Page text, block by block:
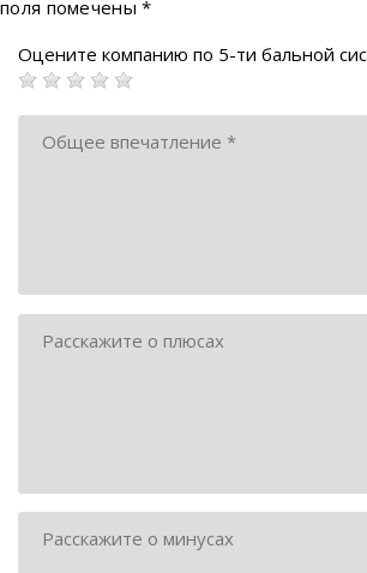
поля помечены*
Оцените компанию по 5-ти бальной